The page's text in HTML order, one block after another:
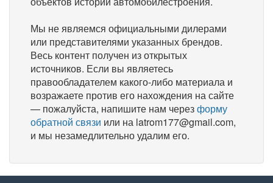
Мы не являемся официальными дилерами
или представителями указанных брендов.
Весь контент получен из открытых
источников. Если вы являетесь
правообладателем какого-либо материала и
возражаете против его нахождения на сайте
— пожалуйста, напишите нам черезформу
обратной связи или на latrom177@gmail.com,
и мы незамедлительно удалим его.